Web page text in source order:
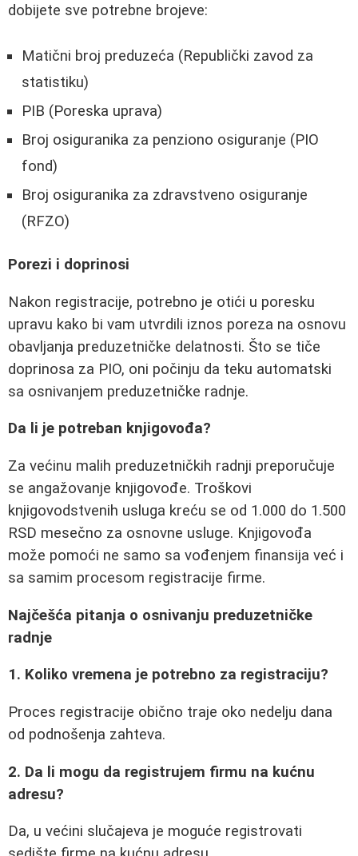
dobijete sve potrebne brojeve:
Matični broj preduzeća (Republički zavod za
statistiku)
PIB (Poreska uprava)
Broj osiguranika za penziono osiguranje (PIO
fond)
Broj osiguranika za zdravstveno osiguranje
(RFZO)
Porezi i doprinosi
Nakon registracije, potrebno je otići u poresku
upravu kako bi vam utvrdili iznos poreza na osnovu
obavljanja preduzetničke delatnosti. Što se tiče
doprinosa za PIO, oni počinju da teku automatski
sa osnivanjem preduzetničke radnje.
Da li je potreban knjigovođa?
Za većinu malih preduzetničkih radnji preporučuje
se angažovanje knjigovođe. Troškovi
knjigovodstvenih usluga kreću se od 1.000 do 1.500
RSD mesečno za osnovne usluge. Knjigovođa
može pomoći ne samo sa vođenjem finansija već i
sa samim procesom registracije firme.
Najčešća pitanja o osnivanju preduzetničke
radnje
1. Koliko vremena je potrebno za registraciju?
Proces registracije obično traje oko nedelju dana
od podnošenja zahteva.
2. Da li mogu da registrujem firmu na kućnu
adresu?
Da, u većini slučajeva je moguće registrovati